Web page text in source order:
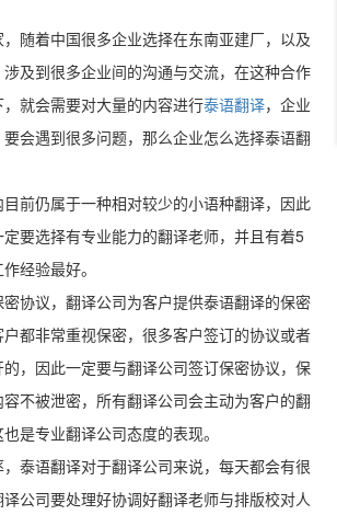
随着中国很多企业选择在东南亚建厂，以及
及到很多企业间的沟通与交流，在这种合作
就会需要对大量的内容进行泰语翻译，企业
会遇到很多问题，那么企业怎么选择泰语翻
前仍属于一种相对较少的小语种翻译，因此
要选择有专业能力的翻译老师，并且有着5
经验最好。
协议，翻译公司为客户提供泰语翻译的保密
都非常重视保密，很多客户签订的协议或者
，因此一定要与翻译公司签订保密协议，保
不被泄密，所有翻译公司会主动为客户的翻
是专业翻译公司态度的表现。
泰语翻译对于翻译公司来说，每天都会有很
公司要处理好协调好翻译老师与排版校对人